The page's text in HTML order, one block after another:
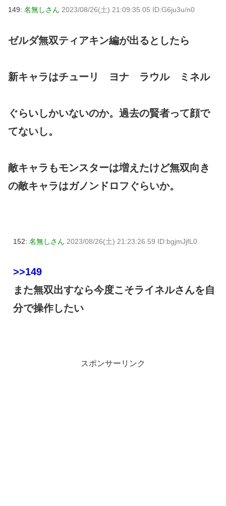
149: 名無しさん 2023/08/26(土) 21:09:35.05 ID:G6ju3u/n0
ゼルダ無双ティアキン編が出るとしたら
新キャラはチューリ ヨナ ラウル ミネル
ぐらいしかいないのか。過去の賢者って顔で
てないし。
敵キャラもモンスターは増えたけど無双向き
の敵キャラはガノンドロフぐらいか。
152: 名無しさん 2023/08/26(土) 21:23:26.59 ID:bgjmJjfL0
>>149
また無双出すなら今度こそライネルさんを自
分で操作したい
スポンサーリンク